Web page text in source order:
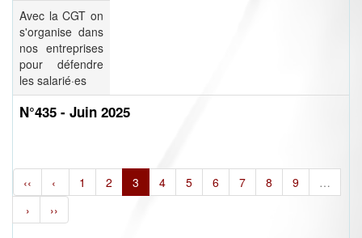
Avec la CGT on
s'organise dans
nos entreprises
pour défendre
les salarié·es
N°435 - Juin 2025
‹‹ ‹ 1 2 3 4 5 6 7 8 9
…
›
››